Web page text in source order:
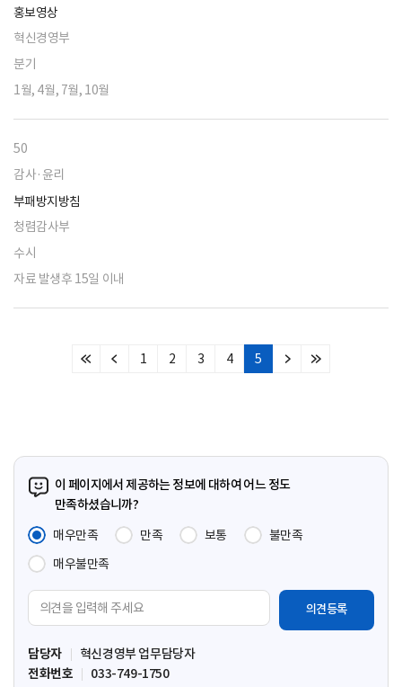
홍보영상
혁신경영부
분기
1월, 4월, 7월, 10월
50
감사·윤리
부패방지방침
청렴감사부
수시
자료 발생후 15일 이내
처
이
1 2 3 4 5
다
마
이 페이지에서 제공하는 정보에 대하여 어느 정도
만족하셨습니까?
매우만족
만족 보통
불만족
매우불만족
견
입
력
담당자
혁신경영부 업무담당자
전화번호
033-749-1750